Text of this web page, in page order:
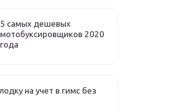
5 самых дешевых
мотобуксировщиков 2020
года
на учет в гимс без